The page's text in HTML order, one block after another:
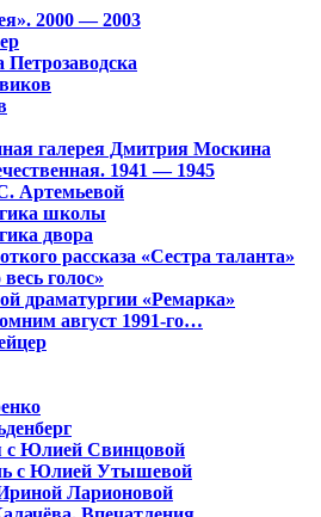
2000 — 2003
Петрозаводска
галерея Дмитрия Москина
1941 — 1945
Артемьевой
школы
двора
рассказа «Сестра таланта»
голос»
драматургии «Ремарка»
август 1991-го…
с Юлией Свинцовой
с Юлией Утышевой
Ларионовой